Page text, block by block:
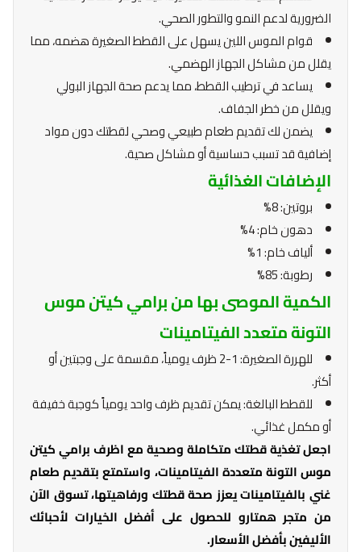
الضرورية لدعم النمو والتطور الصحي.
قوام الموس اللين يسهل على القطط الصغيرة هضمه، مما
يقلل من مشاكل الجهاز الهضمي.
يساعد في ترطيب القطط، مما يدعم صحة الجهاز البولي
ويقلل من خطر الجفاف.
يضمن لك تقديم طعام طبيعي وصحي لقطتك دون مواد
إضافية قد تسبب حساسية أو مشاكل صحية.
الإضافات الغذائية
بروتين: 8%
دهون خام: 4%
ألياف خام: 1%
رطوبة: 85%
الكمية الموصى بها من برامي كيتن موس
التونة متعدد الفيتامينات
للهررة الصغيرة: 1-2 ظرف يومياً، مقسمة على وجبتين أو
أكثر.
للقطط البالغة: يمكن تقديم ظرف واحد يومياً كوجبة خفيفة
أو مكمل غذائي.
اجعل تغذية قطتك متكاملة وصحية مع اظرف برامي كيتن
موس التونة متعددة الفيتامينات، واستمتع بتقديم طعام
غني بالفيتامينات يعزز صحة قطتك ورفاهيتها، تسوق الآن
من متجر همتارو للحصول على أفضل الخيارات لأحبائك
الأليفين بأفضل الأسعار.